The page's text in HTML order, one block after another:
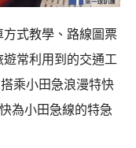
式教學、路線圖票
常利用到的交通工
乘小田急浪漫特快
為小田急線的特急